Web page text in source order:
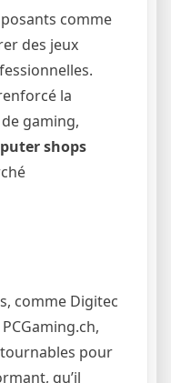
comme
des jeux
la
gaming,
shops
comme Digitec
pour
qu’il